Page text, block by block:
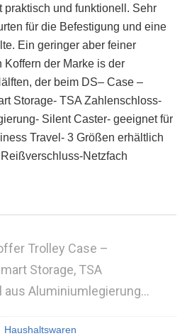
praktisch und funktionell. Sehr
für die Befestigung und eine
Ein geringer aber feiner
der Marke is der
der beim DS– Case –
Storage- TSA Zahlenschloss-
Silent Caster- geeignet für
Travel- 3 Größen erhältlich
Netzfach
Trolley Case –
Storage, TSA
aus Aluminiumlegierung…
Haushaltswaren